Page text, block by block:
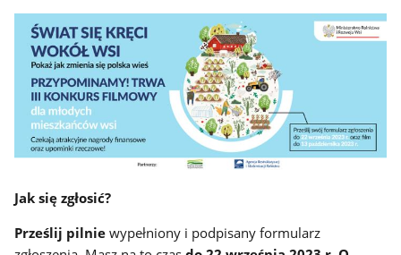
Jak się zgłosić?
Prześlij pilnie wypełniony i podpisany formularz